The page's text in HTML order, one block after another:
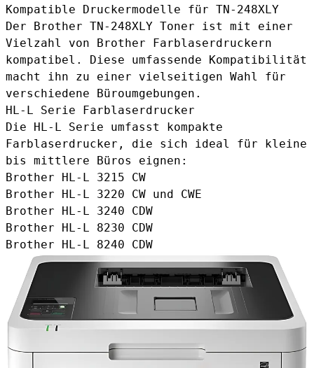
Kompatible Druckermodelle für TN-248XLY
Der Brother TN-248XLY Toner ist mit einer
Vielzahl von Brother Farblaserdruckern
kompatibel. Diese umfassende Kompatibilität
macht ihn zu einer vielseitigen Wahl für
verschiedene Büroumgebungen.
HL-L Serie Farblaserdrucker
Die HL-L Serie umfasst kompakte
Farblaserdrucker, die sich ideal für kleine
bis mittlere Büros eignen:
Brother HL-L 3215 CW
Brother HL-L 3220 CW und CWE
Brother HL-L 3240 CDW
Brother HL-L 8230 CDW
Brother HL-L 8240 CDW